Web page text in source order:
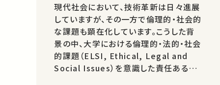
現代社会において、技術革新は日々進展
していますが、その一方で倫理的・社会的
な課題も顕在化しています。こうした背
景の中、大学における倫理的・法的・社会
的課題（ELSI, Ethical, Legal and
Social Issues）を意識した責任ある研